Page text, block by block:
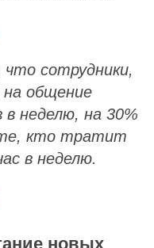
что сотрудники,
общение
в неделю, на 30%
кто тратит
в неделю.
новых